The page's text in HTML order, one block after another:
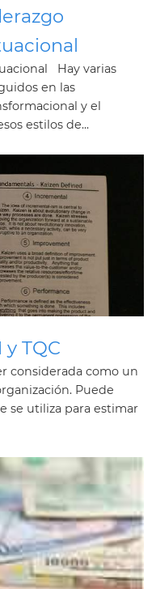
Hay varias
en las
y el
estilos de...
TQC
considerada como un
Puede
se utiliza para estimar